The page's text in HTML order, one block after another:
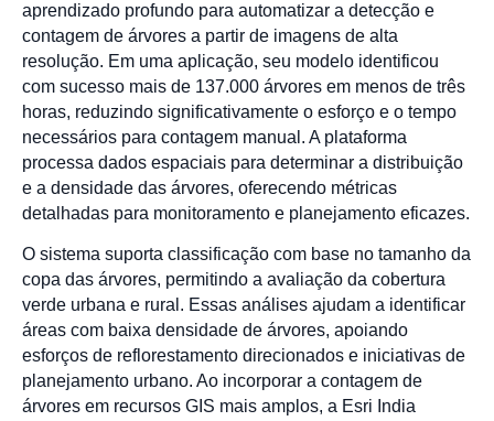
aprendizado profundo para automatizar a detecção e
contagem de árvores a partir de imagens de alta
resolução. Em uma aplicação, seu modelo identificou
com sucesso mais de 137.000 árvores em menos de três
horas, reduzindo significativamente o esforço e o tempo
necessários para contagem manual. A plataforma
processa dados espaciais para determinar a distribuição
e a densidade das árvores, oferecendo métricas
detalhadas para monitoramento e planejamento eficazes.
O sistema suporta classificação com base no tamanho da
copa das árvores, permitindo a avaliação da cobertura
verde urbana e rural. Essas análises ajudam a identificar
áreas com baixa densidade de árvores, apoiando
esforços de reflorestamento direcionados e iniciativas de
planejamento urbano. Ao incorporar a contagem de
árvores em recursos GIS mais amplos, a Esri India